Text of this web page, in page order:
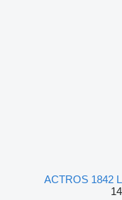
ACTROS 1842 L
14